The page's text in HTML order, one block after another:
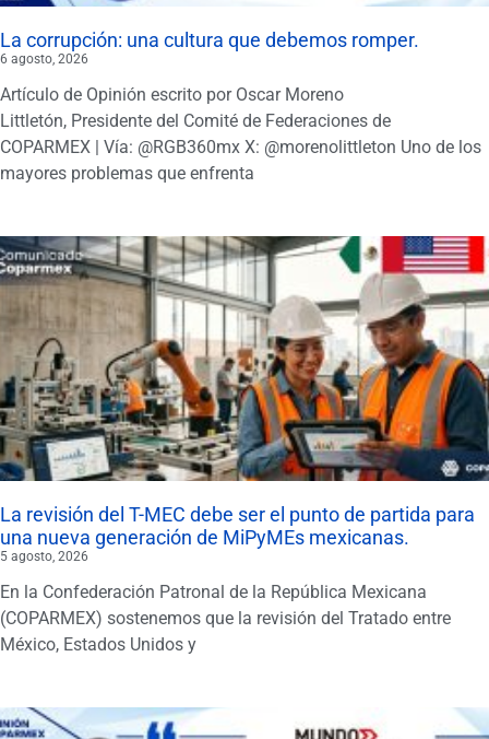
La corrupción: una cultura que debemos romper.
6 agosto, 2026
Artículo de Opinión escrito por Oscar Moreno
Littletón, Presidente del Comité de Federaciones de
COPARMEX | Vía: @RGB360mx X: @morenolittleton Uno de los
mayores problemas que enfrenta
La revisión del T-MEC debe ser el punto de partida para
una nueva generación de MiPyMEs mexicanas.
5 agosto, 2026
En la Confederación Patronal de la República Mexicana
(COPARMEX) sostenemos que la revisión del Tratado entre
México, Estados Unidos y